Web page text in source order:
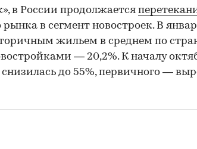
в России продолжается
в сегмент новостроек. В
жильем в среднем по
— 20,2%. К началу
до 55%, первичного —